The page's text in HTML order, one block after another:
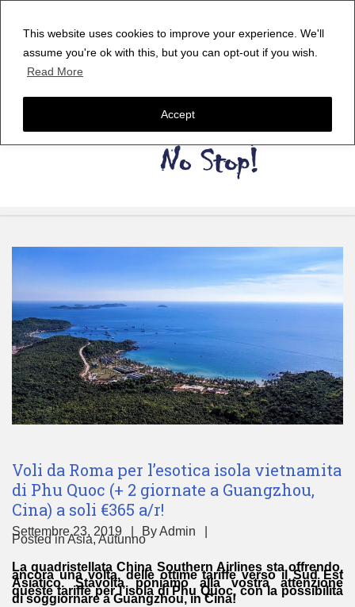
This website uses cookies to improve your experience. We'll
assume you're ok with this, but you can opt-out if you wish.
Read More
Accept
Voli da Roma per l’esotica isola vietnamita
di Phu Quoc (+ 2 giornate a Guangzhou,
Cina) a soli €365 a/r!
Settembre 23, 2019 ByAdmin
Posted inAsia,Autunno
La quadristellata China Southern Airlines sta offrendo,
ancora una volta, delle ottime tariffe verso il Sud Est
Asiatico. Stavolta poniamo alla vostra attenzione
queste tariffe per l’isola di Phu Quoc, con la possibilità
di soggiornare a Guangzhou, in Cina!